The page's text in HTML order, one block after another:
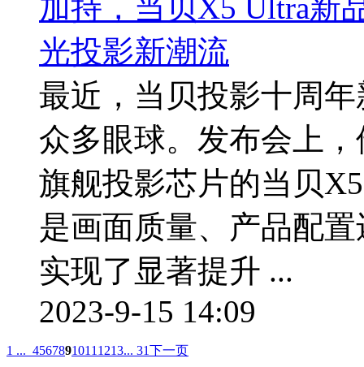
最近，当贝投影十周
众多眼球。发布会上
旗舰投影芯片的当贝
是画面质量、产品配
实现了显著提升 ...
2023-9-15 14:09
1 ... 4567891011 1213... 31下一页